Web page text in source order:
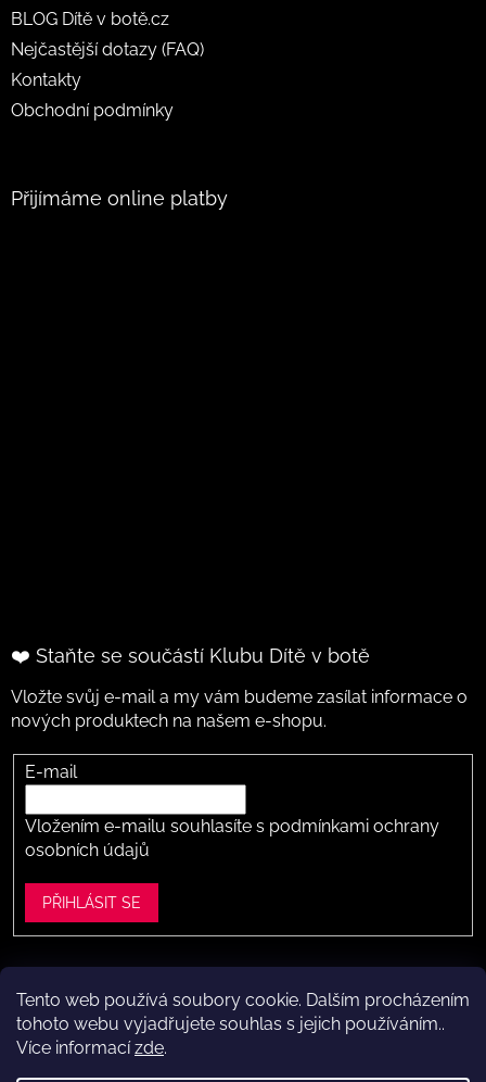
Tento web používá soubory cookie. Dalším procházením
tohoto webu vyjadřujete souhlas s jejich používáním..
Více informacízde.
BLOG Dítě v botě.cz
Nejčastější dotazy (FAQ)
Kontakty
Obchodní podmínky
Přijímáme online platby
❤️ Staňte se součástí Klubu Dítě v botě
Vložte svůj e-mail a my vám budeme zasílat informace o
nových produktech na našem e-shopu.
E-mail
Vložením e-mailu souhlasíte s podmínkami ochrany
osobních údajů
PŘIHLÁSIT SE
Vytvořil Shoptet